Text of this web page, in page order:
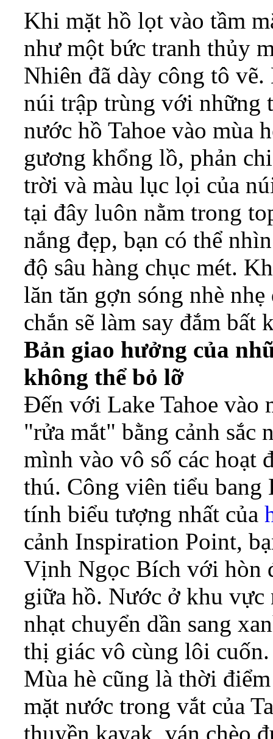
Khi mặt hồ lọt vào tầm
như một bức tranh thủy
Nhiên đã dày công tô
núi trập trùng với những
nước hồ Tahoe vào mùa
gương khổng lồ, phản
trời và màu lục lọi của
tại đây luôn nằm trong
nắng đẹp, bạn có thể
độ sâu hàng chục mét.
lăn tăn gợn sóng nhè
chắn sẽ làm say đắm
Bản giao hưởng của
không thể bỏ lỡ
Đến với Lake Tahoe vào
"rửa mắt" bằng cảnh sắc
mình vào vô số các
thú. Công viên tiểu bang
tính biểu tượng nhất của
cảnh Inspiration Point,
Vịnh Ngọc Bích với hòn
giữa hồ. Nước ở khu vực
nhạt chuyển dần sang
thị giác vô cùng lôi cuốn.
Mùa hè cũng là thời
mặt nước trong vắt của
thuyền kayak, ván chèo